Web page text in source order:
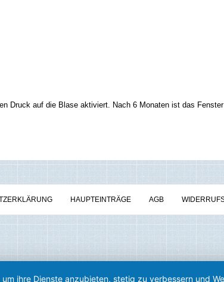
Druck auf die Blase aktiviert. Nach 6 Monaten ist das
HAUPTEINTRÄGE AGB
ihre Dienste anzubieten, stetig zu verbessern und